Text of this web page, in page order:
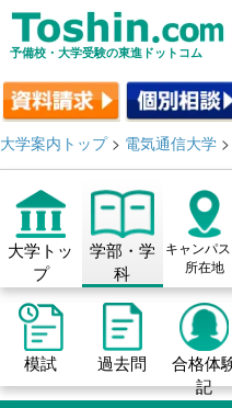
予備校・大学受験の東進ドットコム
大学案内トップ> 電気通信大学 >
大学トッ
プ
学部・学
科
キャンパス
所在地
模試 過去問
合格体
記